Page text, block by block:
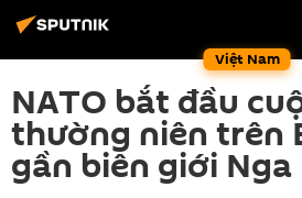
Việt Nam
NATO bắt đầu
thường niên trên
gần biên giới Nga